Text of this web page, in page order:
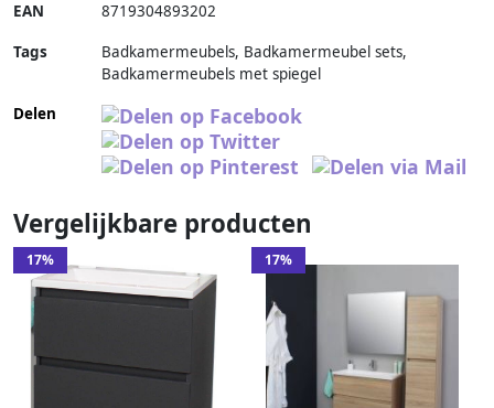
EAN 8719304893202
Tags
Badkamermeubels, Badkamermeubel sets,
Badkamermeubels met spiegel
Delen
Vergelijkbare producten
17% 17%